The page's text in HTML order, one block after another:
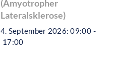
(Amyotropher
Lateralsklerose)
4. September 2026: 09:00 -
17:00